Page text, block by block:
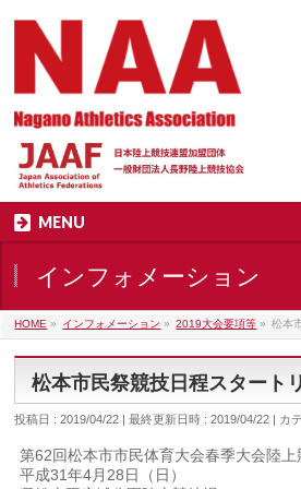
MENU
インフォメーション
HOME » インフォメーション » 2019大会要項等 » 松本
松本市民祭競技日程スタート
投稿日 : 2019/04/22 最終更新日時 : 2019/04/22 カ
第62回松本市市民体育大会春季大会陸上
平成31年4月28日（日）